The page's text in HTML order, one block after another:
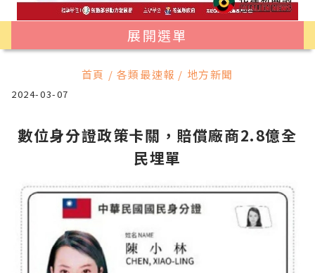
展開選單
首頁 / 各類最速報 / 地方新聞
2024-03-07
數位身分證政策卡關，賠償廠商2.8億全
民埋單